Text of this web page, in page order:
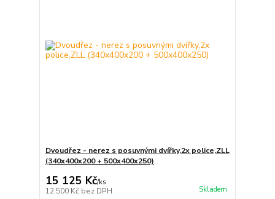
Dvoudřez - nerez s posuvnými dvířky,2x police,ZLL
(340x400x200 + 500x400x250)
15 125 Kč/ks
12 500 Kč bez DPH Skladem